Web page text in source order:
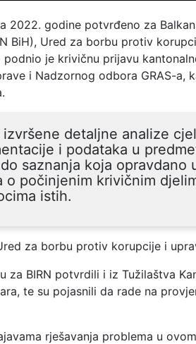
2022. godine potvrđeno za
BiH), Ured za borbu protiv
podnio je krivičnu prijavu
i Nadzornog odbora GRAS-a,
izvršene detaljne analize
i podataka u
saznanja koja opravdano
o počinjenim krivičnim
istih.
za borbu protiv korupcije i
za BIRN potvrdili i iz Tužilaštva
te su pojasnili da rade na
rješavanja problema u